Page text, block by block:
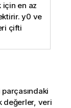
en az
y0 ve
çifti
değerler, veri